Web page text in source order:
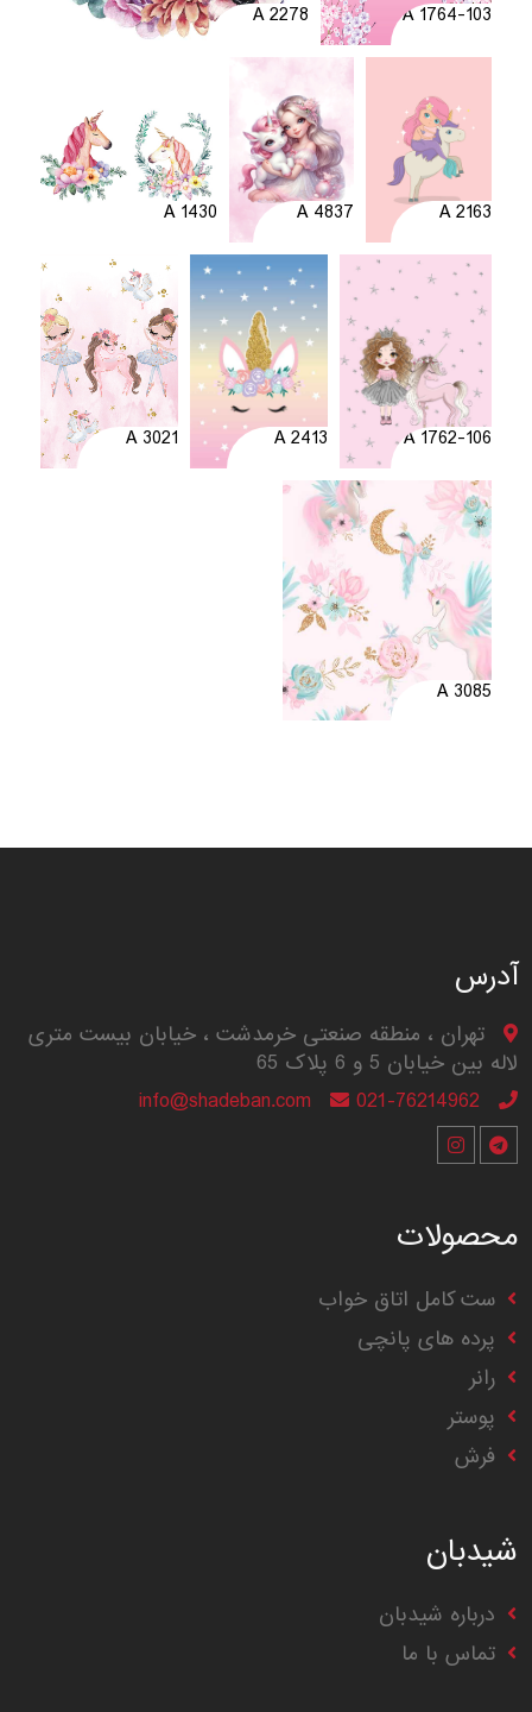
A 1764-103
A 2278
A 2163
A 4837
A 1430
A 1762-106
A 2413
A 3021
A 3085
آدرس
تهران ، منطقه صنعتی خرمدشت ، خیابان بیست متری
لاله بین خیابان 5 و 6 پلاک 65
021-76214962
info@shadeban.com
محصولات
ست کامل اتاق خواب
پرده های پانچی
رانر
پوستر
فرش
شیدبان
درباره شیدبان
تماس با ما